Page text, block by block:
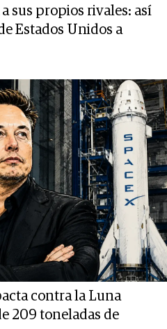
sus propios rivales: así
Estados Unidos a
contra la Luna
209 toneladas de